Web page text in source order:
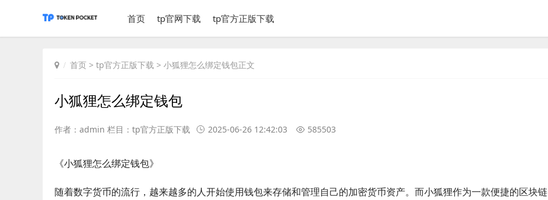
首页 tp官网下载 tp官方正版下载
首页 > tp官方正版下载 > 小狐狸怎么绑定钱包正文
小狐狸怎么绑定钱包
作者：admin 栏目： tp官方正版下载 2025-06-26 12:42:03 585503
《小狐狸怎么绑定钱包》
随着数字货币的流行，越来越多的人开始使用钱包来存储和管理自己的加密货币资产。而小狐狸作为一款便捷的区块链